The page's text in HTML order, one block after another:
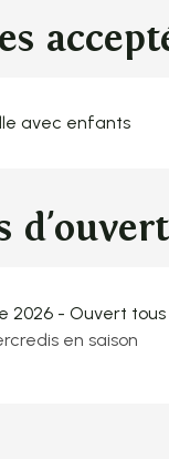
avec enfants
2026 - Ouvert tous
en saison